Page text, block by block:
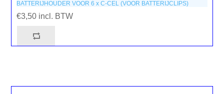
BATTERIJHOUDER VOOR 6 x C-CEL (VOOR BATTERIJCLIPS)
€3,50 incl. BTW